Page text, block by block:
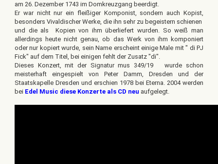
am 26. Dezember 1743 im Domkreuzgang beerdigt.
Er war nicht nur ein fleißiger Komponist, sondern auch Kopist,
besonders Vivaldischer Werke, die ihn sehr zu begeistern schienen
und die als Kopien von ihm überliefert wurden. So weiß man
allerdings heute nicht genau, ob das Werk von ihm komponiert
oder nur kopiert wurde, sein Name erscheint einige Male mit " di PJ
Fick" auf dem Titel, bei einigen fehlt der Zusatz "di".
Dieses Konzert, mit der Signatur mus 349/19 wurde schon
meisterhaft eingespielt von Peter Damm, Dresden und der
Staatskapelle Dresden und erschien 1978 bei Eterna. 2004 werden
bei Edel Music diese Konzerte als CD neu aufgelegt.